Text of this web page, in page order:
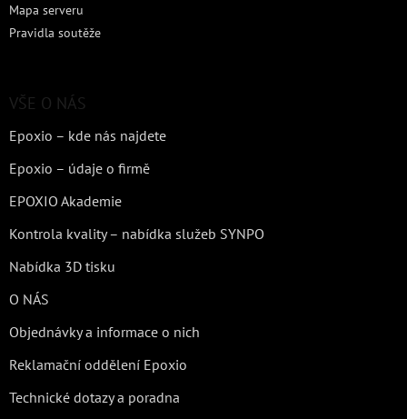
Mapa serveru
Pravidla soutěže
VŠE O NÁS
Epoxio – kde nás najdete
Epoxio – údaje o firmě
EPOXIO Akademie
Kontrola kvality – nabídka služeb SYNPO
Nabídka 3D tisku
O NÁS
Objednávky a informace o nich
Reklamační oddělení Epoxio
Technické dotazy a poradna